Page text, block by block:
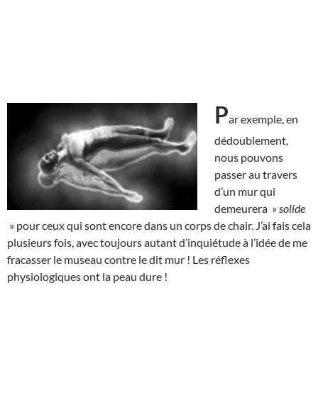
Par exemple, en
dédoublement,
nous pouvons
passer au travers
d’un mur qui
demeurera » solide
» pour ceux qui sont encore dans un corps de chair. J’ai fais cela
plusieurs fois, avec toujours autant d’inquiétude à l’idée de me
fracasser le museau contre le dit mur ! Les réflexes
physiologiques ont la peau dure !